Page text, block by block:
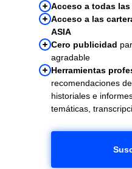
Acceso a todas
Acceso a las
ASIA
Cero publicidad
agradable
Herramientas
recomendaciones
historiales e
temáticas,